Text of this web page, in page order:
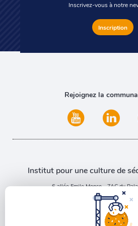
Inscrivez-vous à notre
Inscription
Rejoignez la
Institut pour une culture de
6 allée Emile Monso - ZAC du
31077 Toulouse Cedex
Nous contacter